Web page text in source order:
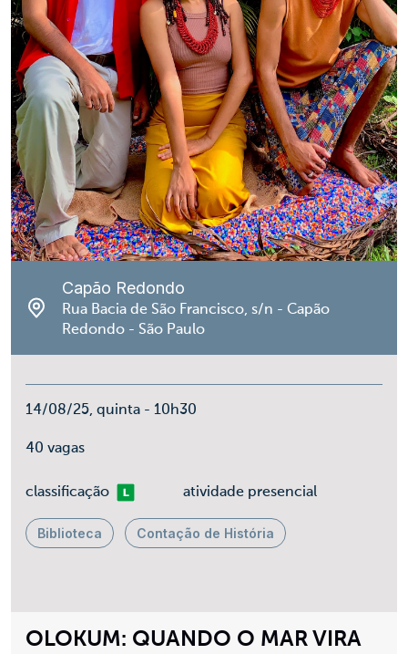
OLOKUM: QUANDO O MAR VIRA
Capão Redondo
Rua Bacia de São Francisco, s/n - Capão
Redondo - São Paulo
14/08/25, quinta - 10h30
40 vagas
classificaçãoLivre atividade presencial
Biblioteca Contação de História